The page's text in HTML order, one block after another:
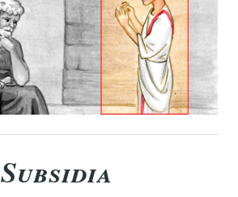
Subsidia